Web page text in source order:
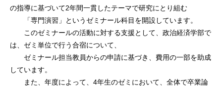
の指導に基づいて2年間一貫したテーマで研究にとり組む
「専門演習」というゼミナール科目を開設しています。
このゼミナールの活動に対する支援として、政治経済学部で
は、ゼミ単位で行う合宿について、
ゼミナール担当教員からの申請に基づき、費用の一部を助成
しています。
また、年度によって、4年生のゼミにおいて、全体で卒業論